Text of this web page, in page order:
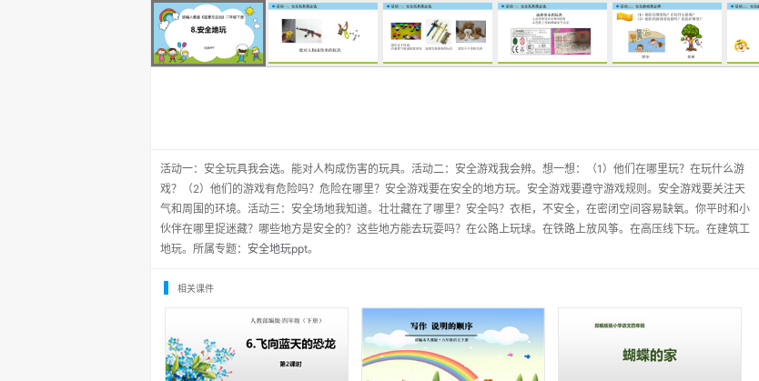
活动一：安全玩具我会选。能对人构成伤害的玩具。活动二：安全游戏我会辨。想一想：（1）他们在哪里玩？在玩什么游
戏？（2）他们的游戏有危险吗？危险在哪里？安全游戏要在安全的地方玩。安全游戏要遵守游戏规则。安全游戏要关注天
气和周围的环境。活动三：安全场地我知道。壮壮藏在了哪里？安全吗？衣柜，不安全，在密闭空间容易缺氧。你平时和小
伙伴在哪里捉迷藏？哪些地方是安全的？这些地方能去玩耍吗？在公路上玩球。在铁路上放风筝。在高压线下玩。在建筑工
地玩。所属专题： 安全地玩ppt。
相关课件